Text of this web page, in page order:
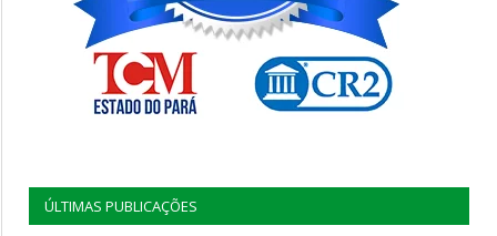
ÚLTIMAS PUBLICAÇÕES